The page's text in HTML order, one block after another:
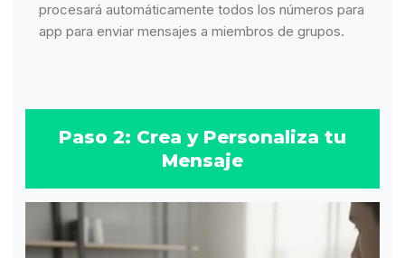
procesará automáticamente todos los números para
app para enviar mensajes a miembros de grupos.
Paso 2: Crea y Personaliza tu
Mensaje